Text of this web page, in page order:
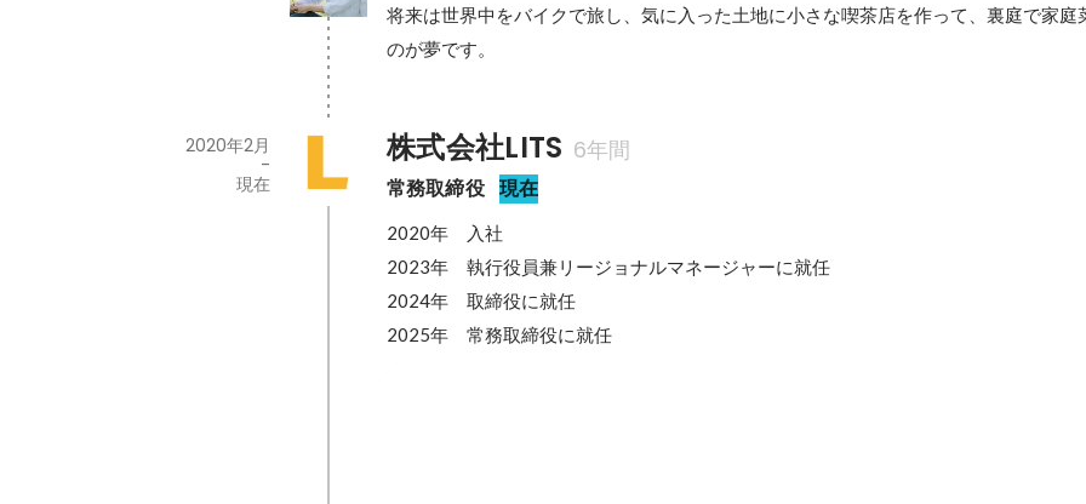
将来は世界中をバイクで旅し、気に入った土地に小さな喫茶店を作って、裏庭で家庭
のが夢です。
株式会社LITS 6年間
常務取締役 現在
2020年2月
-
現在
2020年　入社
2023年　執行役員兼リージョナルマネージャーに就任
2024年　取締役に就任
2025年　常務取締役に就任